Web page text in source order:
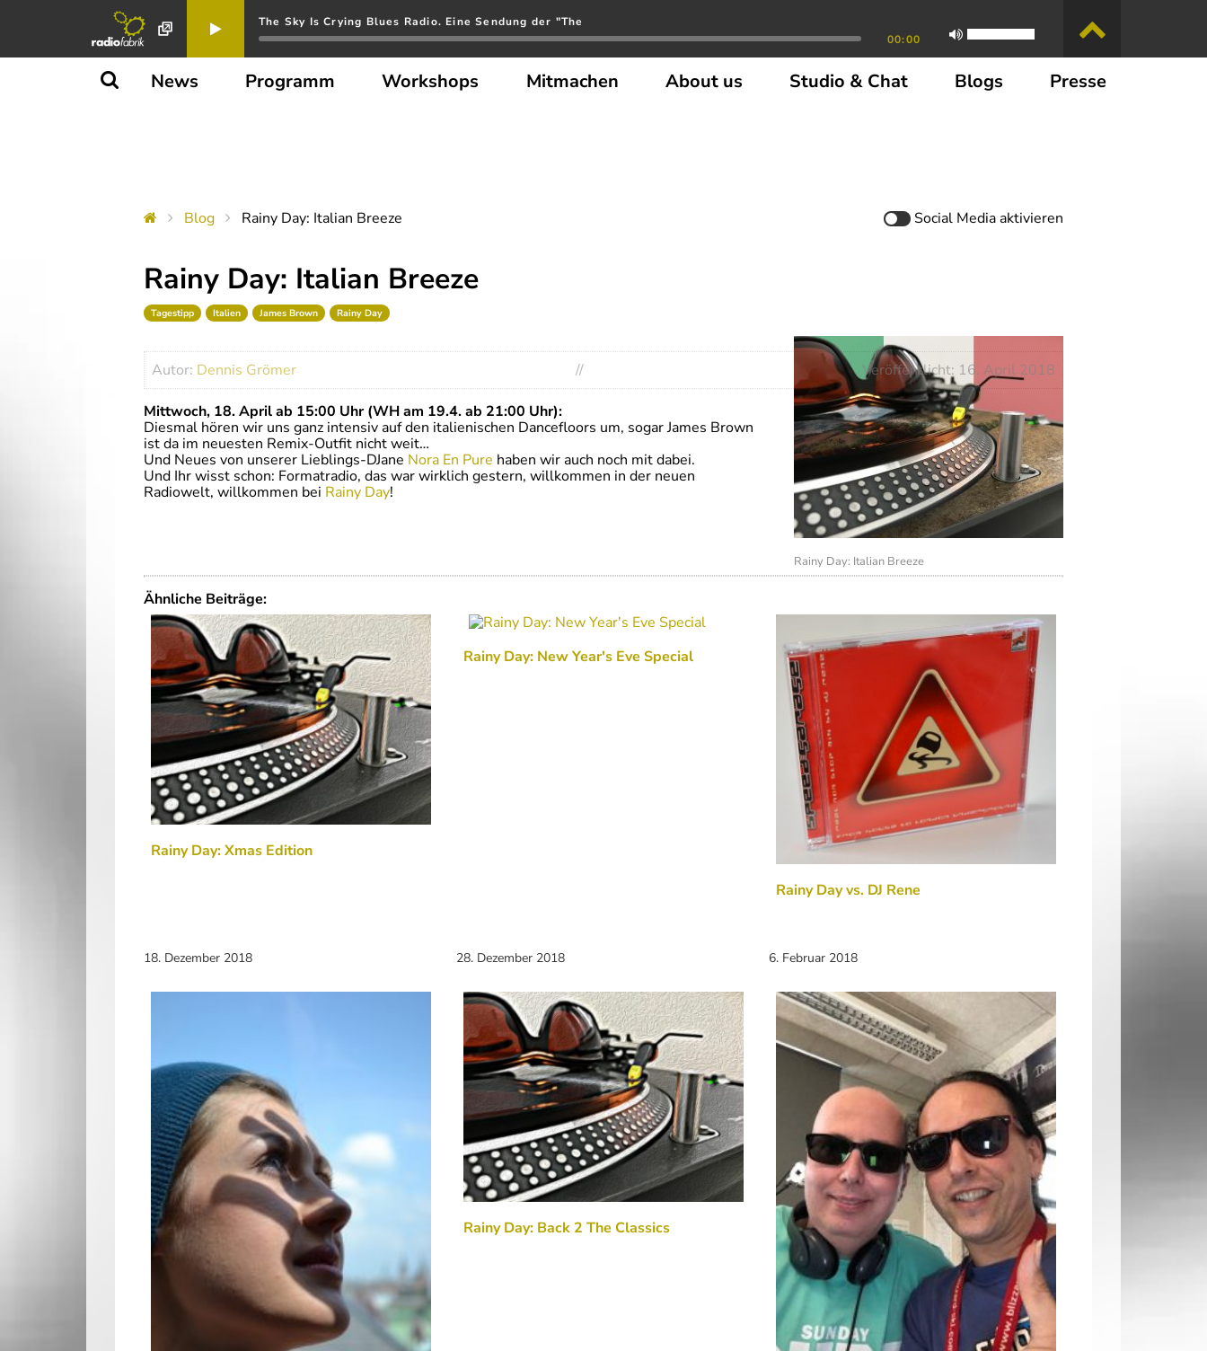
The Sky Is Crying Blues Radio. Eine Sendung der "The
00:00
News Programm Workshops Mitmachen About us Studio & Chat Blogs Presse
Blog Rainy Day: Italian Breeze Social Mediaaktivieren
Rainy Day: Italian Breeze
Tagestipp Italien James Brown Rainy Day
Autor: Dennis Grömer // Veröffentlicht: 16. April 2018
Rainy Day: Italian Breeze
Mittwoch, 18. April ab 15:00 Uhr (WH am 19.4. ab 21:00 Uhr):
Diesmal hören wir uns ganz intensiv auf den italienischen Dancefloors um, sogar James Brown
ist da im neuesten Remix-Outfit nicht weit…
Und Neues von unserer Lieblings-DJane Nora En Pure haben wir auch noch mit dabei.
Und Ihr wisst schon: Formatradio, das war wirklich gestern, willkommen in der neuen
Radiowelt, willkommen bei Rainy Day!
Ähnliche Beiträge:
Rainy Day: Xmas Edition
18. Dezember 2018
Rainy Day: New Year's Eve Special
28. Dezember 2018
Rainy Day vs. DJ Rene
6. Februar 2018
Rainy Day: Back 2 The Classics